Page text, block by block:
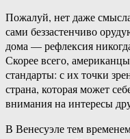
Пожалуй, нет даже
сами беззастенчиво
дома — рефлексия
Скорее всего,
стандарты: с их точки
страна, которая может
внимания на интересы
В Венесуэле тем